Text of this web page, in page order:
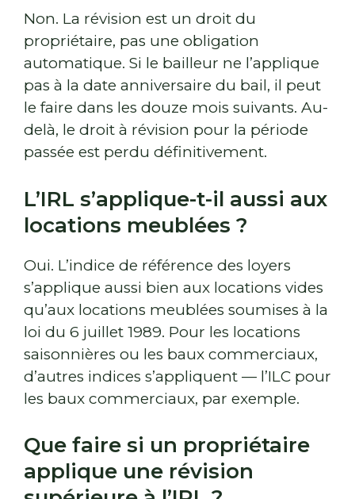
Non. La révision est un droit du
propriétaire, pas une obligation
automatique. Si le bailleur ne l’applique
pas à la date anniversaire du bail, il peut
le faire dans les douze mois suivants. Au-
delà, le droit à révision pour la période
passée est perdu définitivement.
L’IRL s’applique-t-il aussi aux
locations meublées ?
Oui. L’indice de référence des loyers
s’applique aussi bien aux locations vides
qu’aux locations meublées soumises à la
loi du 6 juillet 1989. Pour les locations
saisonnières ou les baux commerciaux,
d’autres indices s’appliquent — l’ILC pour
les baux commerciaux, par exemple.
Que faire si un propriétaire
applique une révision